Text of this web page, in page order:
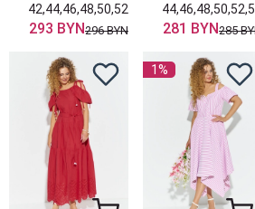
42,44,46,48,50,52
293 BYN296 BYN 281 BYN285
1%